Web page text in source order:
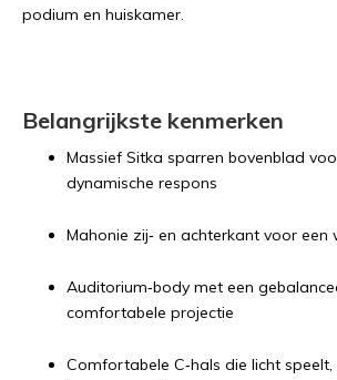
podium en huiskamer.
Belangrijkste kenmerken
Massief Sitka sparren bovenblad
dynamische respons
Mahonie zij‑ en achterkant voor een
Auditorium‑body met een
comfortabele projectie
Comfortabele C‑hals die licht